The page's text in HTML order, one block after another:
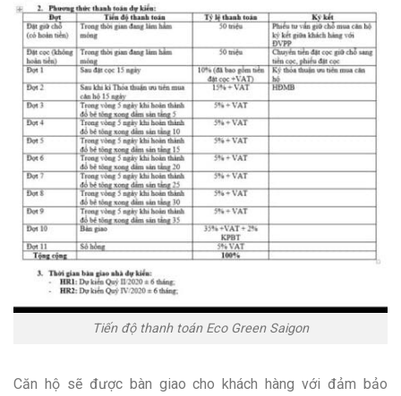
Tiến độ thanh toán Eco Green Saigon
Căn hộ sẽ được bàn giao cho khách hàng với đảm bảo